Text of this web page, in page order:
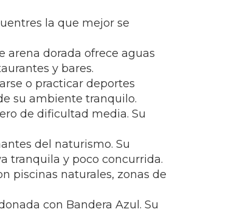
la que mejor se
arena dorada ofrece aguas
y bares.
o practicar deportes
su ambiente tranquilo.
de dificultad media. Su
del naturismo. Su
tranquila y poco concurrida.
piscinas naturales, zonas de
con Bandera Azul. Su